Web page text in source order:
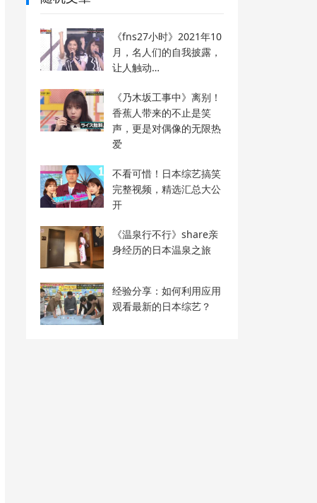
《fns27小时》2021年10
月，名人们的自我披露，
让人触动…
《乃木坂工事中》离别！
香蕉人带来的不止是笑
声，更是对偶像的无限热
爱
不看可惜！日本综艺搞笑
完整视频，精选汇总大公
开
《温泉行不行》share亲
身经历的日本温泉之旅
经验分享：如何利用应用
观看最新的日本综艺？